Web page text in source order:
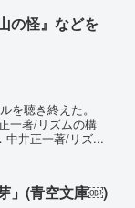
の怪』などを
を聴き終えた。
一著/リズムの構
中井正一著/リズ...
」(青空文庫￼)